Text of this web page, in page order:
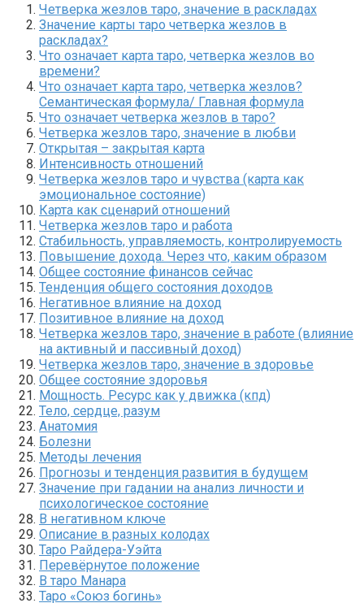
Четверка жезлов таро, значение в раскладах
Значение карты таро четверка жезлов в
раскладах?
Что означает карта таро, четверка жезлов во
времени?
Что означает карта таро, четверка жезлов?
Семантическая формула/ Главная формула
Что означает четверка жезлов в таро?
Четверка жезлов таро, значение в любви
Открытая – закрытая карта
Интенсивность отношений
Четверка жезлов таро и чувства (карта как
эмоциональное состояние)
Карта как сценарий отношений
Четверка жезлов таро и работа
Стабильность, управляемость, контролируемость
Повышение дохода. Через что, каким образом
Общее состояние финансов сейчас
Тенденция общего состояния доходов
Негативное влияние на доход
Позитивное влияние на доход
Четверка жезлов таро, значение в работе (влияние
на активный и пассивный доход)
Четверка жезлов таро, значение в здоровье
Общее состояние здоровья
Мощность. Ресурс как у движка (кпд)
Тело, сердце, разум
Анатомия
Болезни
Методы лечения
Прогнозы и тенденция развития в будущем
Значение при гадании на анализ личности и
психологическое состояние
В негативном ключе
Описание в разных колодах
Таро Райдера-Уэйта
Перевёрнутое положение
В таро Манара
Таро «Союз богинь»